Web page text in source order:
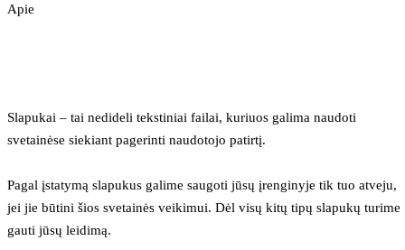
Apie
Slapukai – tai nedideli tekstiniai failai, kuriuos galima naudoti
svetainėse siekiant pagerinti naudotojo patirtį.
Pagal įstatymą slapukus galime saugoti jūsų įrenginyje tik tuo atveju,
jei jie būtini šios svetainės veikimui. Dėl visų kitų tipų slapukų turime
gauti jūsų leidimą.